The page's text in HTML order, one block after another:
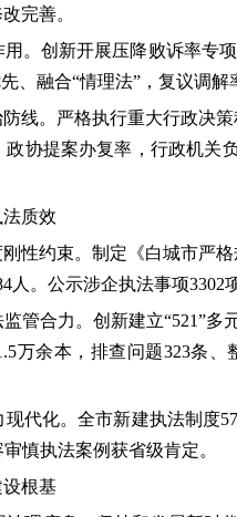
完善。
创新开展压降败诉率专项
、融合“情理法”，复议调解
。严格执行重大行政决策
协提案办复率，行政机关
质效
约束。制定《白城市严格
。公示涉企执法事项3302
合力。创新建立“521”多
万余本，排查问题323条
化。全市新建执法制度57
慎执法案例获省级肯定。
根基